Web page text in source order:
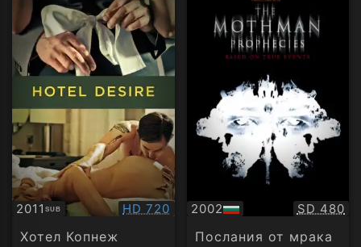
2011SUB
Субтитри Качество:
HD 720
Хотел Копнеж
2002
БГ
аудио
SD 480
Послания от мрака